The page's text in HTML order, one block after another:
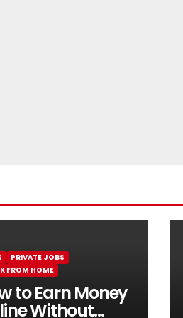
PRIVATE JOBS
FROM HOME
to Earn Money
Without